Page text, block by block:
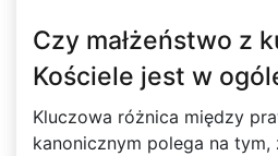
Czy małżeństwo z
Kościele jest w
Kluczowa różnica między
kanonicznym polega na tym,